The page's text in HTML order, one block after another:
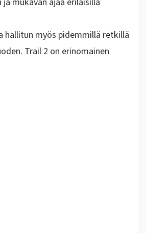
hallitun myös pidemmillä retkillä
Trail 2 on erinomainen